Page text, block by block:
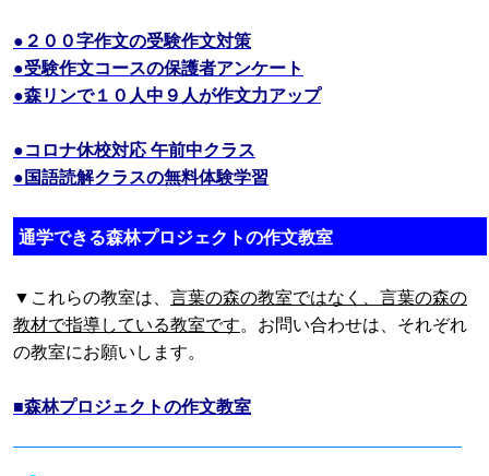
●２００字作文の受験作文対策
●受験作文コースの保護者アンケート
●森リンで１０人中９人が作文力アップ
●コロナ休校対応 午前中クラス
●国語読解クラスの無料体験学習
通学できる森林プロジェクトの作文教室
▼これらの教室は、 言葉の森の教室ではなく、言葉の森の
教材で指導している教室です。お問い合わせは、それぞれ
の教室にお願いします。
■森林プロジェクトの作文教室